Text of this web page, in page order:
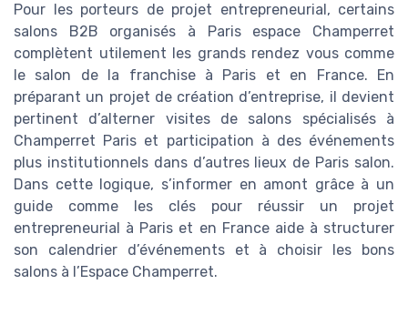
Pour les porteurs de projet entrepreneurial, certains
salons B2B organisés à Paris espace Champerret
complètent utilement les grands rendez vous comme
le salon de la franchise à Paris et en France. En
préparant un projet de création d’entreprise, il devient
pertinent d’alterner visites de salons spécialisés à
Champerret Paris et participation à des événements
plus institutionnels dans d’autres lieux de Paris salon.
Dans cette logique, s’informer en amont grâce à un
guide comme les clés pour réussir un projet
entrepreneurial à Paris et en France aide à structurer
son calendrier d’événements et à choisir les bons
salons à l’Espace Champerret.